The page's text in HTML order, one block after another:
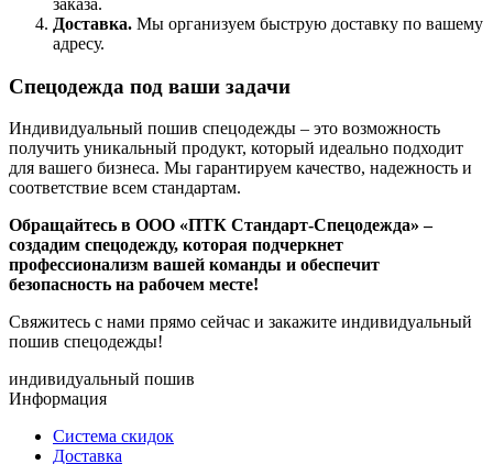
заказа.
Доставка. Мы организуем быструю доставку по вашему
адресу.
Спецодежда под ваши задачи
Индивидуальный пошив спецодежды – это возможность
получить уникальный продукт, который идеально подходит
для вашего бизнеса. Мы гарантируем качество, надежность и
соответствие всем стандартам.
Обращайтесь в ООО «ПТК Стандарт-Спецодежда» –
создадим спецодежду, которая подчеркнет
профессионализм вашей команды и обеспечит
безопасность на рабочем месте!
Свяжитесь с нами прямо сейчас и закажите индивидуальный
пошив спецодежды!
индивидуальный пошив
Информация
Система скидок
Доставка